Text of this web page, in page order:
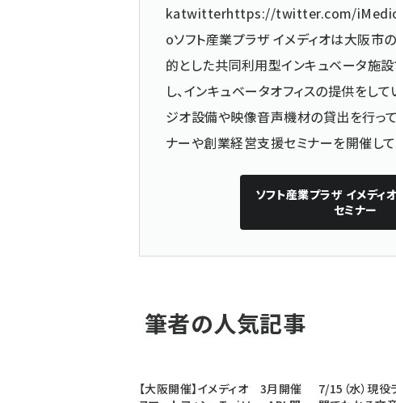
katwitterhttps://twitter.com/
oソフト産業プラザ イメディオは大阪市
的とした共同利用型インキュベータ施
し、インキュベータオフィスの提供をし
ジオ設備や映像音声機材の貸出を行っ
ナーや創業経営支援セミナーを開催して
ソフト産業プラザ イメデ
セミナー
筆者の人気記事
【大阪開催】イメディオ 3月開催
7/15（水）現役